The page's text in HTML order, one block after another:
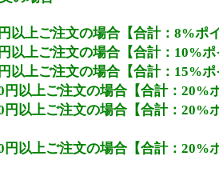
以上ご注文の場合【合計：8%ポ
以上ご注文の場合【合計：10%
以上ご注文の場合【合計：15%
以上ご注文の場合【合計：20%
以上ご注文の場合【合計：20%
以上ご注文の場合【合計：20%